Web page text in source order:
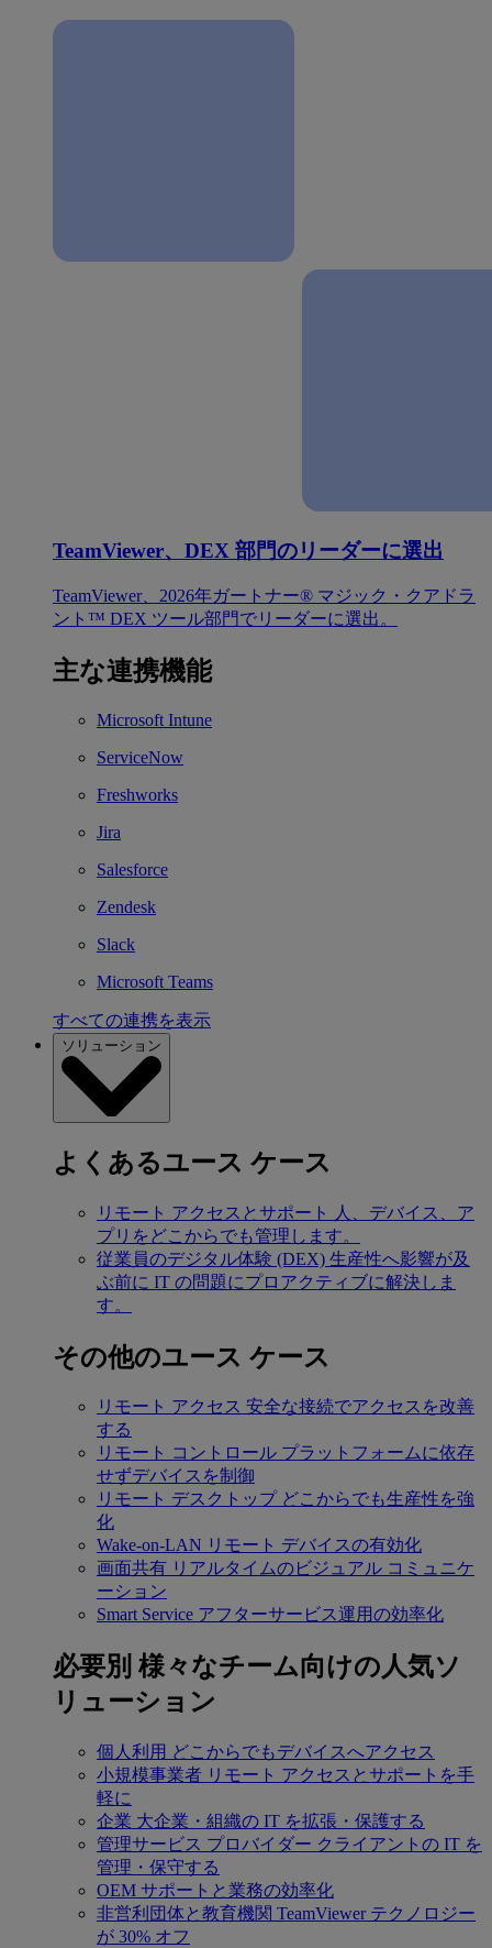
TeamViewer、DEX 部門のリーダーに選出
TeamViewer、2026年ガートナー® マジック・クアドラ
ント™ DEX ツール部門でリーダーに選出。
主な連携機能
Microsoft Intune
ServiceNow
Freshworks
Jira
Salesforce
Zendesk
Slack
Microsoft Teams
すべての連携を表示
ソリューション
よくあるユース ケース
リモート アクセスとサポート
人、デバイス、ア
プリをどこからでも管理します。
従業員のデジタル体験 (DEX) 生産性へ影響が及
ぶ前に IT の問題にプロアクティブに解決しま
す。
その他のユース ケース
リモート アクセス 安全な接続でアクセスを改善
する
リモート コントロール プラットフォームに依存
せずデバイスを制御
リモート デスクトップ どこからでも生産性を強
化
Wake-on-LAN リモート デバイスの有効化
画面共有 リアルタイムのビジュアル コミュニケ
ーション
Smart Service アフターサービス運用の効率化
必要別 様々なチーム向けの人気ソ
リューション
個人利用 どこからでもデバイスへアクセス
小規模事業者 リモート アクセスとサポートを手
軽に
企業 大企業・組織の IT を拡張・保護する
管理サービス プロバイダー クライアントの IT を
管理・保守する
OEM サポートと業務の効率化
非営利団体と教育機関 TeamViewer テクノロジー
が 30% オフ